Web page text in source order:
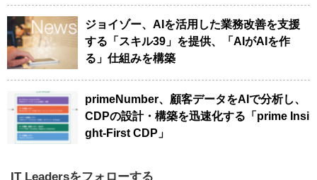
ジョイゾー、AIを活用した業務改善を支援
する「スキル39」を提供、「AIがAIを作
る」仕組みを構築
primeNumber、顧客データをAIで分析し、
CDPの設計・構築を迅速化する「prime Insi
ght-First CDP」
IT Leadersをフォローする